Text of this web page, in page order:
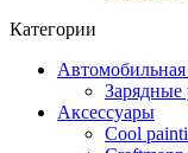
Категории
Автомобильная
Зарядные
Аксессуары
Cool